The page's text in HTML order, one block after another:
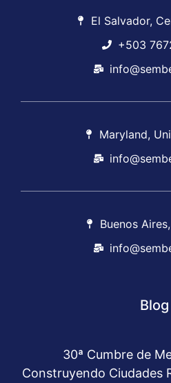
El Salvador,
+503
Maryland,
Buenos
Blog
30ª Cumbre de
Construyendo Ciudades